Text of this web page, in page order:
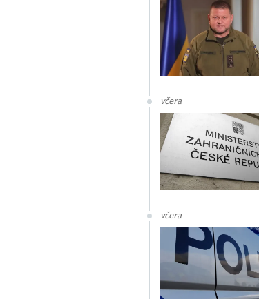
včera
včera